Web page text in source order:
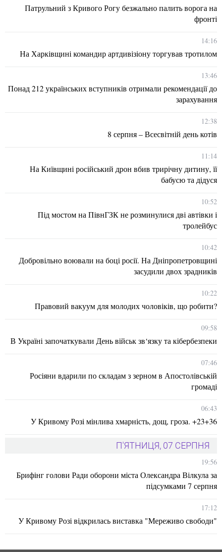
Патрульний з Кривого Рогу безжально палить ворога на
фронті
14:16
На Харківщині командир артдивізіону торгував тротилом
13:46
Понад 212 українських вступників отримали рекомендації до
зарахування
12:38
8 серпня – Всесвітній день котів
11:14
На Київщині російський дрон вбив трирічну дитину, її
бабусю та дідуся
10:52
Під мостом на ПівнГЗК не розминулися дві автівки і
тролейбус
10:42
Добровільно воювали на боці росії. На Дніпропетровщині
засудили двох зрадників
10:22
Правовий вакуум для молодих чоловіків, що робити?
09:58
В Україні започаткували День військ зв‘язку та кібербезпеки
07:46
Росіяни вдарили по складам з зерном в Апостолівській
громаді
06:43
У Кривому Розі мінлива хмарність, дощ, гроза. +23+36
П'ЯТНИЦЯ, 07 СЕРПНЯ
19:56
Брифінг голови Ради оборони міста Олександра Вілкула за
підсумками 7 серпня
17:12
У Кривому Розі відкрилась виставка "Мереживо свободи"